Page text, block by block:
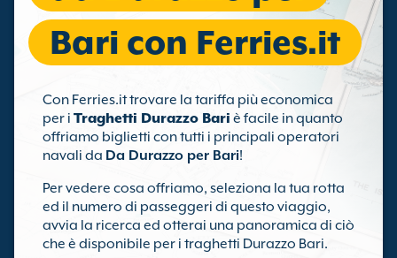
Bari con Ferries.it
Con Ferries.it trovare la tariffa più economica
per i Traghetti Durazzo Bari è facile in quanto
offriamo biglietti con tutti i principali operatori
navali da Da Durazzo per Bari!
Per vedere cosa offriamo, seleziona la tua rotta
ed il numero di passeggeri di questo viaggio,
avvia la ricerca ed otterai una panoramica di ciò
che è disponibile per i traghetti Durazzo Bari.